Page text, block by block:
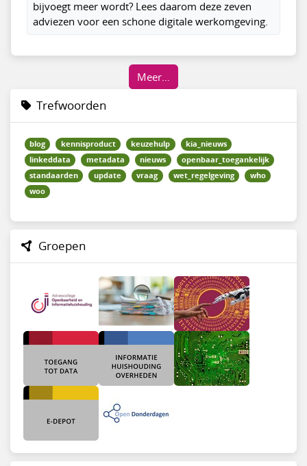
bijvoegt meer wordt? Lees daarom deze zeven
adviezen voor een schone digitale werkomgeving.
Meer…
Trefwoorden
blog kennisproduct keuzehulp
kia_nieuws
linkeddata
metadata nieuws
openbaar_toegankelijk
standaarden
update vraag wet_regelgeving
who
woo
Groepen